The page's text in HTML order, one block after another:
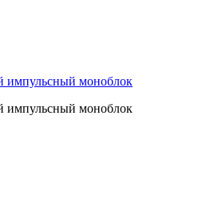
импульсный моноблок
импульсный моноблок